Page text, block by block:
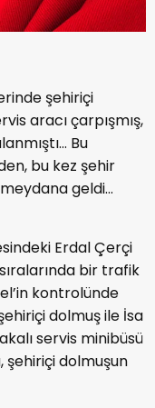
şehiriçi
aracı çarpışmış,
Bu
bu kez şehir
geldi…
Erdal Çerçi
bir trafik
kontrolünde
dolmuş ile İsa
servis minibüsü
şehiriçi dolmuşun